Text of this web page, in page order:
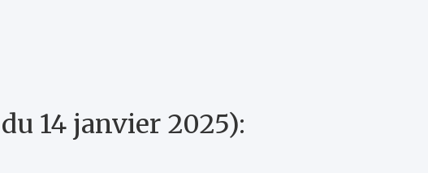
14 janvier 2025):